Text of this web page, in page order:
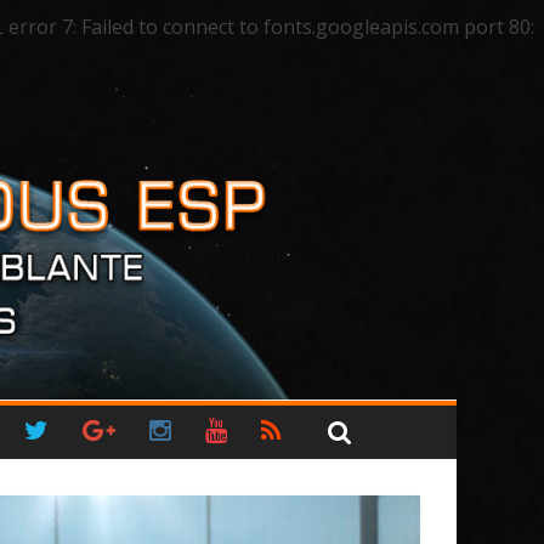
7: Failed to connect to fonts.googleapis.com port 80: